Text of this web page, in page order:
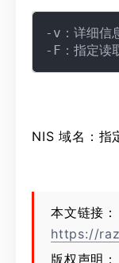
-v：详细信
NIS 域名：指
本文链接：
https://
版权声明